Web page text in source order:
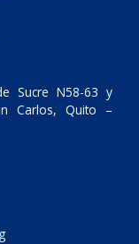
Sucre N58-63 y
Carlos, Quito –